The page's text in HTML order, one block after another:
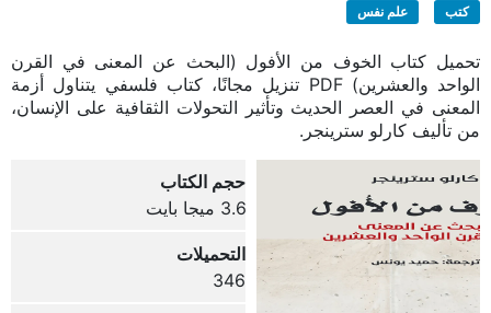
كتب علم نفس
تحميل كتاب الخوف من الأفول (البحث عن المعنى في القرن
الواحد والعشرين) PDF تنزيل مجانًا، كتاب فلسفي يتناول أزمة
المعنى في العصر الحديث وتأثير التحولات الثقافية على الإنسان،
من تأليف كارلو سترينجر.
حجم الكتاب
3.6 ميجا بايت
التحميلات
346